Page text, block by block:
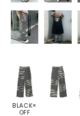
BLACK×
OFF